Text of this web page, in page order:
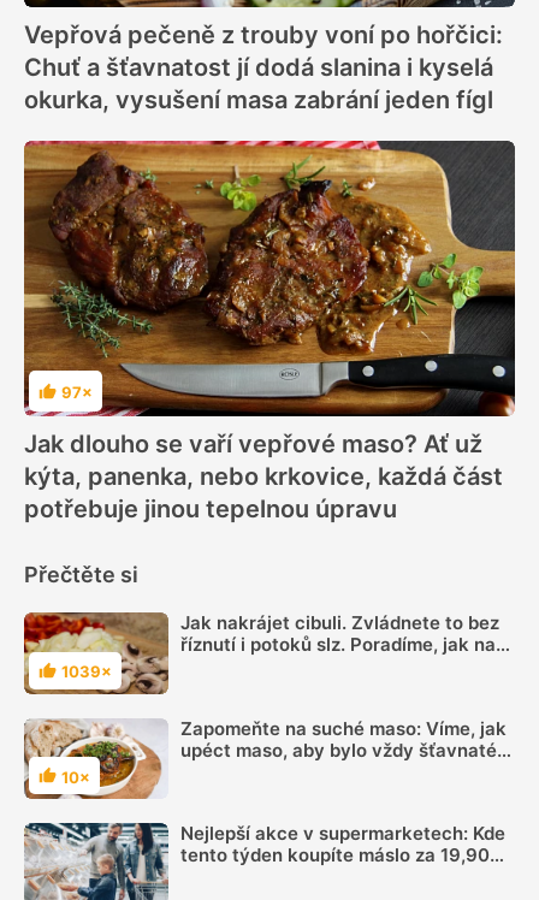
Vepřová pečeně z trouby voní po hořčici:
Chuť a šťavnatost jí dodá slanina i kyselá
okurka, vysušení masa zabrání jeden fígl
Hodnocení
97×
Jak dlouho se vaří vepřové maso? Ať už
kýta, panenka, nebo krkovice, každá část
potřebuje jinou tepelnou úpravu
Přečtěte si
Hodnocení
1039×
Jak nakrájet cibuli. Zvládnete to bez
říznutí i potoků slz. Poradíme, jak na
Hodnocení
10×
Zapomeňte na suché maso: Víme, jak
upéct maso, aby bylo vždy šťavnaté a
Nejlepší akce v supermarketech: Kde
tento týden koupíte máslo za 19,90